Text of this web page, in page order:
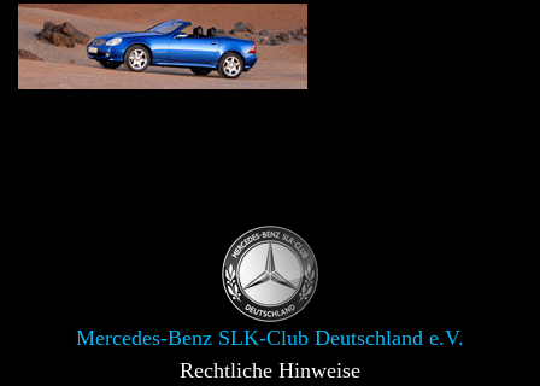
Mercedes-Benz SLK-Club Deutschland e.V.
Rechtliche Hinweise